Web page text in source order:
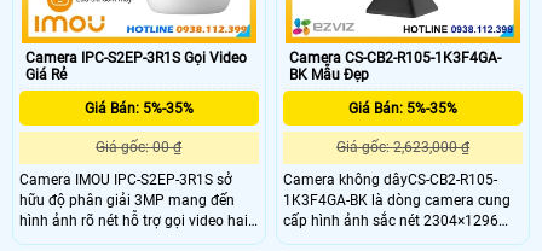
Camera IPC-S2EP-3R1S Gọi Video
Giá Rẻ
Giá Bán: 5%-35%
Giá gốc: 00 ₫
Camera IMOU IPC-S2EP-3R1S sở
hữu độ phân giải 3MP mang đến
hình ảnh rõ nét hỗ trợ gọi video hai
chiều nhanh chóng. Với khả năng
Camera CS-CB2-R105-1K3F4GA-
BK Mẫu Đẹp
Giá Bán: 5%-35%
Giá gốc: 2,623,000 ₫
Camera không dâyCS-CB2-R105-
1K3F4GA-BK là dòng camera cung
cấp hình ảnh sắc nét 2304×1296
cùng khả năng kết nối 4G mọi nơi.